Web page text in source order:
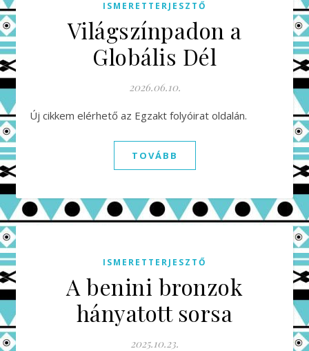
ISMERETTERJESZTŐ
Világszínpadon a
Globális Dél
2026.06.10.
Új cikkem elérhető az Egzakt folyóirat oldalán.
TOVÁBB
ISMERETTERJESZTŐ
A benini bronzok
hányatott sorsa
2025.10.23.